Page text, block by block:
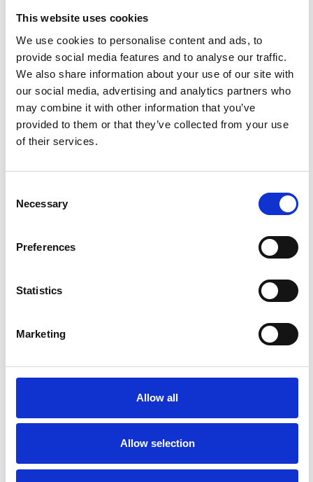
This website uses cookies
We use cookies to personalise content and ads, to
provide social media features and to analyse our traffic.
We also share information about your use of our site with
our social media, advertising and analytics partners who
may combine it with other information that you’ve
provided to them or that they’ve collected from your use
of their services.
Selection
Necessary
Preferences
Statistics
Marketing
Allow all
Allow selection
nel primo semestre i dieci miliardi di euro
Interviste
Overview Economica
Repubblica Ceca
Accelera la ripresa dell’industria nel corso del
primo semestre
Overview Economica